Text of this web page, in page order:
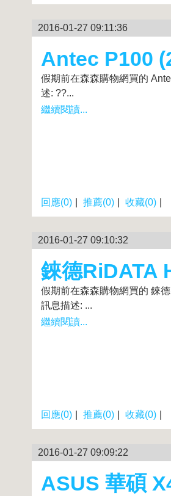
2016-01-27 09:11:36
Antec P100
假期前在森森購物網買的
述: ??...
繼續閱讀...
回應(0) 推薦(0) 收藏(0)
2016-01-27 09:10:32
錸德RiDATA
假期前在森森購物網買的 錸
訊息描述: ...
繼續閱讀...
回應(0) 推薦(0) 收藏(0)
2016-01-27 09:09:22
ASUS 華碩